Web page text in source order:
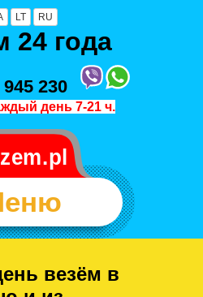
LT RU
24 года
230
день 7-21 ч.
везём в